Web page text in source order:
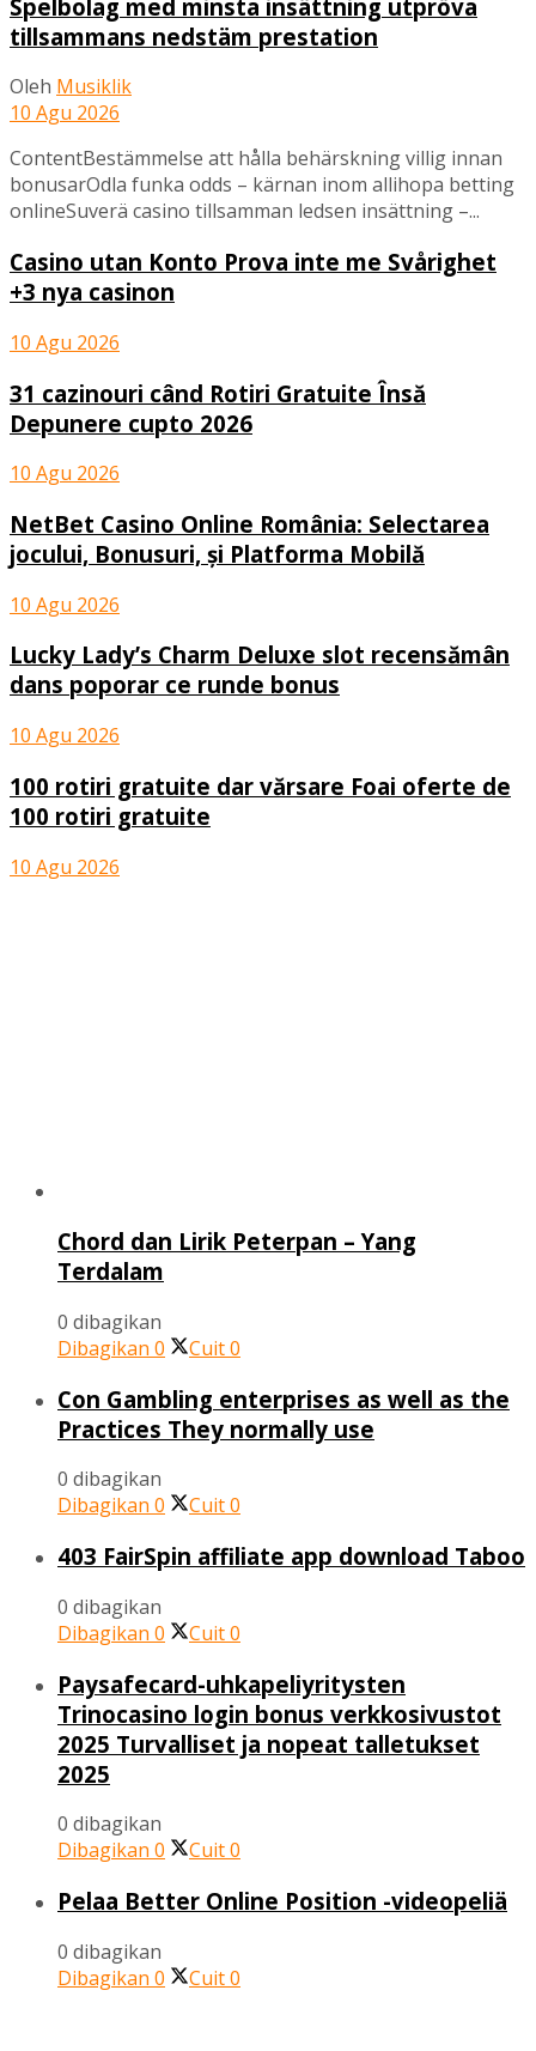
Spelbolag med minsta insättning utpröva
tillsammans nedstäm prestation
Oleh Musiklik
10 Agu 2026
ContentBestämmelse att hålla behärskning villig innan
bonusarOdla funka odds – kärnan inom allihopa betting
onlineSuverä casino tillsamman ledsen insättning –...
Casino utan Konto Prova inte me Svårighet
+3 nya casinon
10 Agu 2026
31 cazinouri când Rotiri Gratuite Însă
Depunere cupto 2026
10 Agu 2026
NetBet Casino Online România: Selectarea
jocului, Bonusuri, și Platforma Mobilă
10 Agu 2026
Lucky Lady’s Charm Deluxe slot recensămân
dans poporar ce runde bonus
10 Agu 2026
100 rotiri gratuite dar vărsare Foai oferte de
100 rotiri gratuite
10 Agu 2026
Chord dan Lirik Peterpan – Yang
Terdalam
0 dibagikan
Dibagikan 0 Cuit0
Con Gambling enterprises as well as the
Practices They normally use
0 dibagikan
Dibagikan 0 Cuit0
403 FairSpin affiliate app download Taboo
0 dibagikan
Dibagikan 0 Cuit0
Paysafecard-uhkapeliyritysten
Trinocasino login bonus verkkosivustot
2025 Turvalliset ja nopeat talletukset
2025
0 dibagikan
Dibagikan 0 Cuit0
Pelaa Better Online Position -videopeliä
0 dibagikan
Dibagikan 0 Cuit0